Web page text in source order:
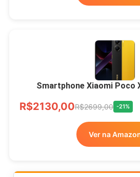
Smartphone Xiaomi Poco
R$2130,00R$2699,00 -21%
Ver na